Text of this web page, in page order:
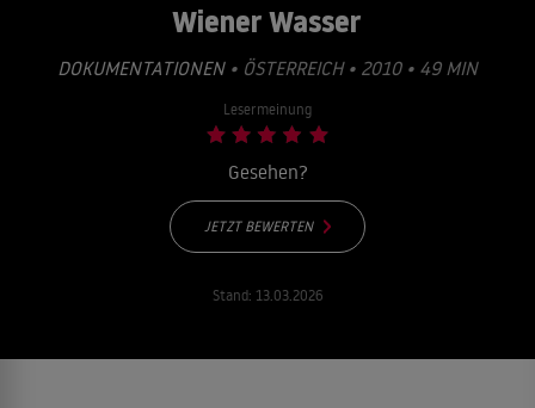
Wiener Wasser
DOKUMENTATIONEN• ÖSTERREICH • 2010 • 49 MIN
Lesermeinung
Gesehen?
JETZT BEWERTEN
Stand: 13.03.2026